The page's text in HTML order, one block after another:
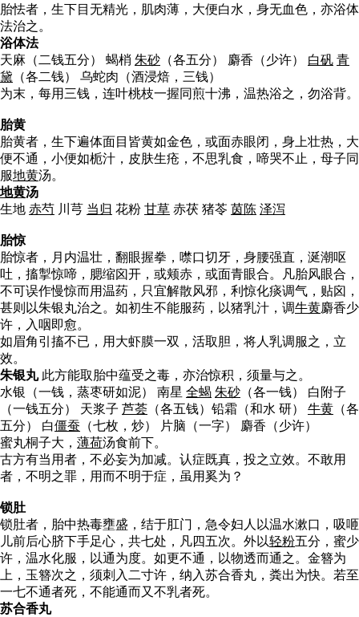
胎怯者，生下目无精光，肌肉薄，大便白水，身无血色，亦浴体
法治之。
浴体法
天麻（二钱五分） 蝎梢 朱砂 （各五分） 麝香（少许） 白矾 青
黛 （各二钱） 乌蛇肉（酒浸焙，三钱）
为末，每用三钱，连叶桃枝一握同煎十沸，温热浴之，勿浴背。
胎黄
胎黄者，生下遍体面目皆黄如金色，或面赤眼闭，身上壮热，大
便不通，小便如栀汁，皮肤生疮，不思乳食，啼哭不止，母子同
服地黄汤。
地黄汤
生地 赤芍 川芎 当归 花粉 甘草 赤茯 猪苓 茵陈 泽泻
胎惊
胎惊者，月内温壮，翻眼握拳，噤口切牙，身腰强直，涎潮呕
吐，搐掣惊啼，腮缩囟开，或颊赤，或面青眼合。凡胎风眼合，
不可误作慢惊而用温药，只宜解散风邪，利惊化痰调气，贴囟，
甚则以朱银丸治之。如初生不能服药，以猪乳汁，调牛黄麝香少
许，入咽即愈。
如眉角引搐不已，用大虾膜一双，活取胆，将人乳调服之，立
效。
朱银丸此方能取胎中蕴受之毒，亦治惊积，须量与之。
水银（一钱，蒸枣研如泥） 南星 全蝎 朱砂 （各一钱） 白附子
（一钱五分） 天浆子 芦荟 （各五钱）铅霜（和水 研） 牛黄 （各
五分） 白僵蚕 （七枚，炒） 片脑（一字） 麝香（少许）
蜜丸桐子大， 薄荷汤食前下。
古方有当用者，不必妄为加减。认症既真，投之立效。不敢用
者，不明之罪，用而不明于症，虽用奚为？
锁肚
锁肚者，胎中热毒壅盛，结于肛门，急令妇人以温水漱口，吸咂
儿前后心脐下手足心，共七处，凡四五次。外以轻粉五分，蜜少
许，温水化服，以通为度。如更不通，以物透而通之。金簪为
上，玉簪次之，须刺入二寸许，纳入苏合香丸，粪出为快。若至
一七不通者死，不能通而又不乳者死。
苏合香丸